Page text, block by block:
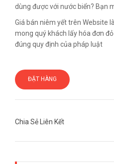
dùng được với nước biển? Bạn
Giá bán niêm yết trên Website
mong quý khách lấy hóa đơn
đúng quy định của pháp luật
ĐẶT HÀNG
Chia Sẻ Liên Kết